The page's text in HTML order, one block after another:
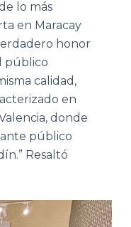
lo más
en Maracay
honor
público
calidad,
en
donde
público
Resaltó